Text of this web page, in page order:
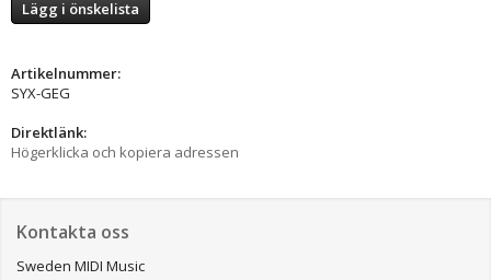
Lägg i önskelista
Artikelnummer:
SYX-GEG
Direktlänk:
Högerklicka och kopiera adressen
Kontakta oss
Sweden MIDI Music